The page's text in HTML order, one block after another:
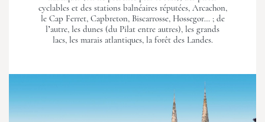
cyclables et des stations balnéaires réputées, Arcachon,
le Cap Ferret, Capbreton, Biscarrosse, Hossegor… ; de
l’autre, les dunes (du Pilat entre autres), les grands
lacs, les marais atlantiques, la forêt des Landes.